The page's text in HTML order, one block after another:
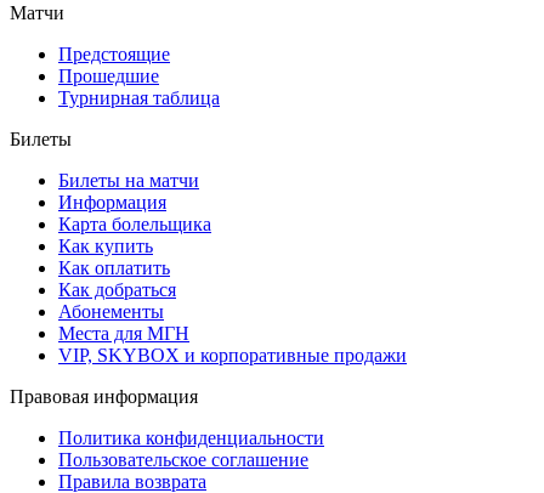
Матчи
Предстоящие
Прошедшие
Турнирная таблица
Билеты
Билеты на матчи
Информация
Карта болельщика
Как купить
Как оплатить
Как добраться
Абонементы
Места для МГН
VIP, SKYBOX и корпоративные продажи
Правовая информация
Политика конфиденциальности
Пользовательское соглашение
Правила возврата